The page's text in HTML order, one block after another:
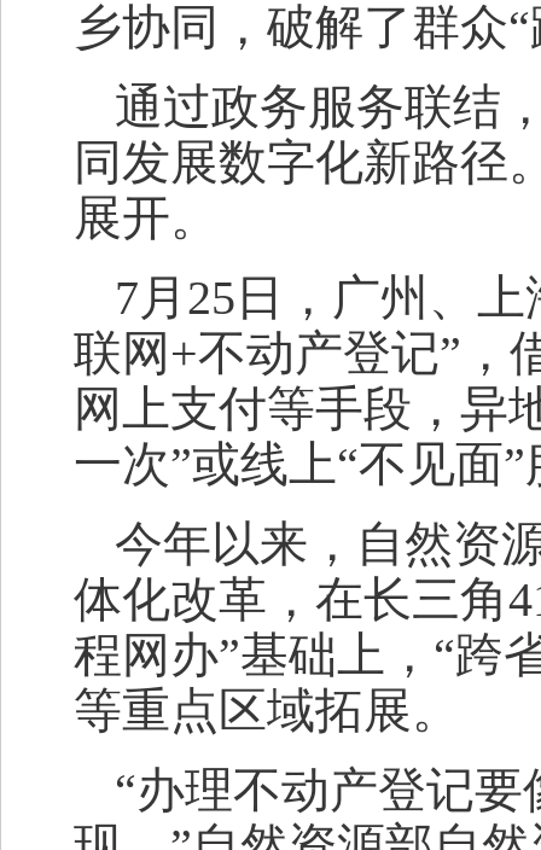
乡协同，破解了群众
通过政务服务联结
同发展数字化新路径
展开。
7月25日，广州、
联网+不动产登记”，
网上支付等手段，异
一次”或线上“不见面
今年以来，自然资
体化改革，在长三角
程网办”基础上，“跨
等重点区域拓展。
“办理不动产登记要